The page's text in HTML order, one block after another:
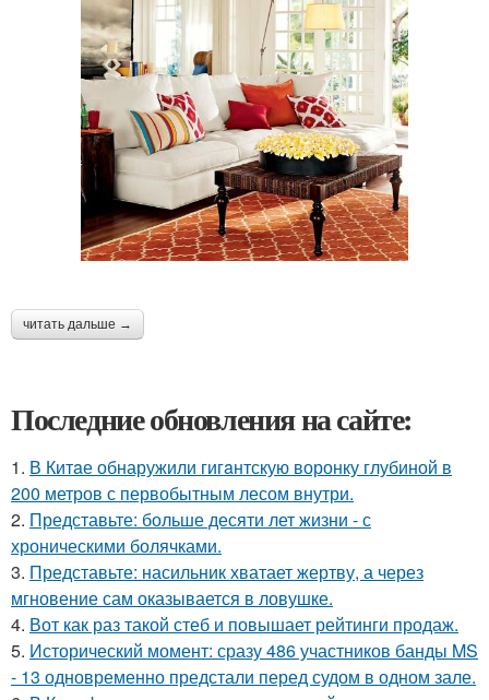
читать дальше →
Последние обновления на сайте:
1. В Китaе обнаружили гигaнтскую воронку глубиной в
200 метров с первобытным лесом внутри.
2. Представьте: больше десяти лет жизни - с
хроническими болячками.
3. Представьте: насильник хватает жертву, а через
мгновение сам оказывается в ловушке.
4. Вот как раз такой стеб и повышает рейтинги продаж.
5. Исторический момент: сразу 486 участников банды MS
- 13 одновременно предстали перед судом в одном зале.